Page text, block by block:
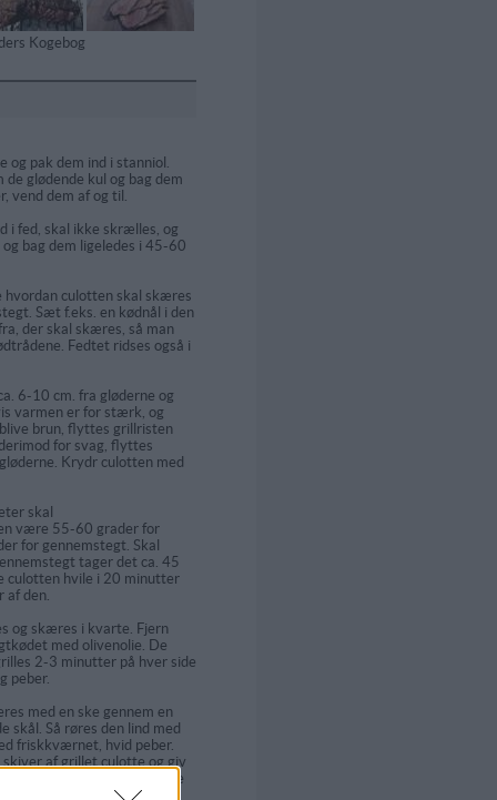
Kogebog
og pak dem ind i stanniol.
glødende kul og bag dem
vend dem af og til.
i fed, skal ikke skrælles, og
bag dem ligeledes i 45-60
hvordan culotten skal skæres
Sæt f.eks. en kødnål i den
der skal skæres, så man
Fedtet ridses også i
6-10 cm. fra gløderne og
varmen er for stærk, og
brun, flyttes grillristen
for svag, flyttes
Krydr culotten med
skal
være 55-60 grader for
for gennemstegt. Skal
tager det ca. 45
culotten hvile i 20 minutter
af den.
og skæres i kvarte. Fjern
med olivenolie. De
2-3 minutter på hver side
peber.
med en ske gennem en
skål. Så røres den lind med
friskkværnet, hvid peber.
af grillet culotte og giv
tilbehør sammen med de